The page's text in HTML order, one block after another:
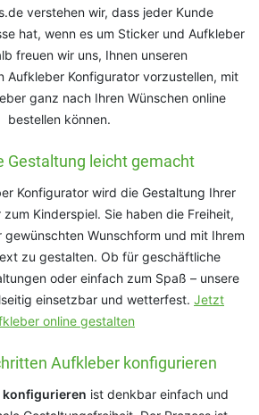
verstehen wir, dass jeder Kunde
hat, wenn es um Sticker und Aufkleber
freuen wir uns, Ihnen unseren
Aufkleber Konfigurator vorzustellen, mit
ganz nach Ihren Wünschen online
bestellen können.
Gestaltung leicht gemacht
Konfigurator wird die Gestaltung Ihrer
Kinderspiel. Sie haben die Freiheit,
gewünschten Wunschform und mit Ihrem
zu gestalten. Ob für geschäftliche
oder einfach zum Spaß – unsere
einsetzbar und wetterfest. Jetzt
online gestalten
Aufkleber konfigurieren
konfigurieren ist denkbar einfach und